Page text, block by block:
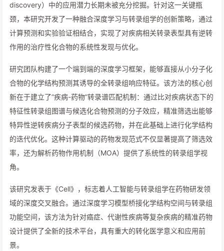
discovery）中的应用潜力长期未被充分挖掘。针对这一关键瓶
颈，本研究开发了一种融合深度学习与转录组学的创新策略，通过
计算预测和实验验证相结合，实现了对疾病相关转录表型具有逆转
作用的治疗性化合物的系统性发现与优化。
研究团队构建了一个端到端的深度学习框架，能够直接从小分子化
合物的化学结构预测其诱导的全转录组响应特征。该方法的核心创
新在于建立了”疾病-药物”转录谱匹配机制：通过比对疾病状态下的
特征性转录组图谱与候选化合物预测的分子效应，精准筛选出能够
特异性逆转疾病分子表型的候选药物，并在此基础上进行化学结构
的迭代优化。这种计算驱动的药物发现范式不仅显著提高了筛选效
率，还为解析药物作用机制（MOA）提供了系统性的转录组学视
角。
该研究发表于《Cell》，标志着人工智能与转录组学在药物研发领
域的深度交叉融合。通过深度学习模型桥接化学结构空间与转录组
功能空间，该方法为针对癌症、代谢性疾病等复杂疾病的精准药物
设计提供了全新的技术平台，具有重大的转化医学意义和应用前
景。